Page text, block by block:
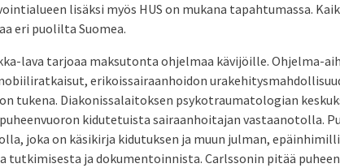
lisäksi myös HUS on mukana tapahtumassa.
eri puolilta Suomea.
lava tarjoaa maksutonta ohjelmaa kävijöille. Ohjelma-
erikoissairaanhoidon
tukena. Diakonissalaitoksen psykotraumatologian
kidutetuista sairaanhoitajan vastaanotolla.
joka on käsikirja kidutuksen ja muun julman,
tutkimisesta ja dokumentoinnista. Carlssonin pitää